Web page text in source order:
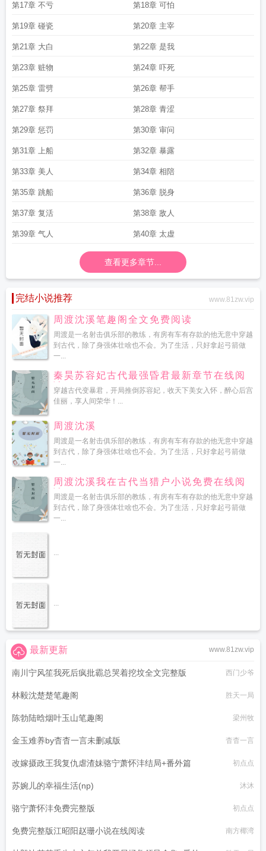
第17章 不亏 第18章 可怕
第19章 碰瓷 第20章 主宰
第21章 大白 第22章 是我
第23章 赃物 第24章 吓死
第25章 雷劈 第26章 帮手
第27章 祭拜 第28章 青涩
第29章 惩罚 第30章 审问
第31章 上船 第32章 暴露
第33章 美人 第34章 相陪
第35章 跳船 第36章 脱身
第37章 复活 第38章 敌人
第39章 气人 第40章 太虚
查看更多章节...
完结小说推荐 www.81zw.vip
周渡沈溪笔趣阁全文免费阅读
周渡是一名射击俱乐部的教练，有房有车有存款的他无意中穿越
到古代，除了身强体壮啥也不会。为了生活，只好拿起弓箭做
一...
秦昊苏容妃古代最强昏君最新章节在线阅
读
穿越古代变暴君，开局推倒苏容妃，收天下美女入怀，醉心后宫
佳丽，享人间荣华！...
周渡沈溪
周渡是一名射击俱乐部的教练，有房有车有存款的他无意中穿越
到古代，除了身强体壮啥也不会。为了生活，只好拿起弓箭做
一...
周渡沈溪我在古代当猎户小说免费在线阅
读
周渡是一名射击俱乐部的教练，有房有车有存款的他无意中穿越
到古代，除了身强体壮啥也不会。为了生活，只好拿起弓箭做
一...
...
...
www.81zw.vip
最新更新
南川宁风笙我死后疯批霸总哭着挖坟全文完整版 西门少爷
林毅沈楚楚笔趣阁 胜天一局
陈勃陆晗烟叶玉山笔趣阁 梁州牧
金玉难养by杳杳一言未删减版 杳杳一言
改嫁摄政王我复仇虐渣妹骆宁萧怀沣结局+番外篇 初点点
苏婉儿的幸福生活(np) 沐沐
骆宁萧怀沣免费完整版 初点点
免费完整版江昭阳赵珊小说在线阅读 南方椰湾